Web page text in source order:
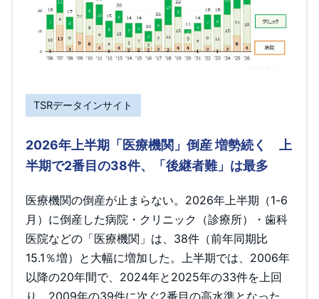
TSRデータインサイト
2026年上半期「医療機関」倒産 増勢続く 上
半期で2番目の38件、「後継者難」は最多
医療機関の倒産が止まらない。2026年上半期（1-6
月）に倒産した病院・クリニック（診療所）・歯科
医院などの「医療機関」は、38件（前年同期比
15.1％増）と大幅に増加した。上半期では、2006年
以降の20年間で、2024年と2025年の33件を上回